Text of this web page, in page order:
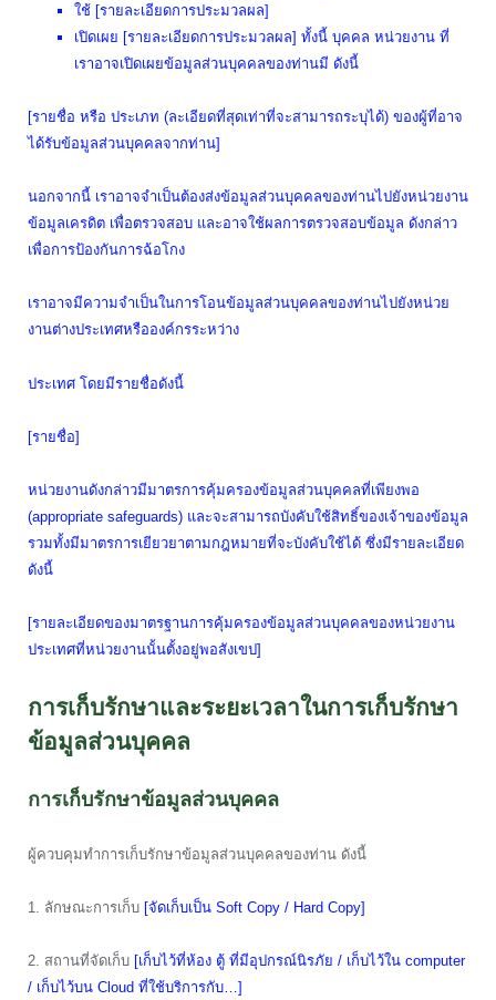
ใช้ [รายละเอียดการประมวลผล]
เปิดเผย [รายละเอียดการประมวลผล] ทั้งนี้ บุคคล หน่วยงาน ที่
เราอาจเปิดเผยข้อมูลส่วนบุคคลของท่านมี ดังนี้
[รายชื่อ หรือ ประเภท (ละเอียดที่สุดเท่าที่จะสามารถระบุได้) ของผู้ที่อาจ
ได้รับข้อมูลส่วนบุคคลจากท่าน]
นอกจากนี้ เราอาจจำเป็นต้องส่งข้อมูลส่วนบุคคลของท่านไปยังหน่วยงาน
ข้อมูลเครดิต เพื่อตรวจสอบ และอาจใช้ผลการตรวจสอบข้อมูล ดังกล่าว
เพื่อการป้องกันการฉ้อโกง
เราอาจมีความจำเป็นในการโอนข้อมูลส่วนบุคคลของท่านไปยังหน่วย
งานต่างประเทศหรือองค์กรระหว่าง
ประเทศ โดยมีรายชื่อดังนี้
[รายชื่อ]
หน่วยงานดังกล่าวมีมาตรการคุ้มครองข้อมูลส่วนบุคคลที่เพียงพอ
(appropriate safeguards) และจะสามารถบังคับใช้สิทธิ์ของเจ้าของข้อมูล
รวมทั้งมีมาตรการเยียวยาตามกฎหมายที่จะบังคับใช้ได้ ซึ่งมีรายละเอียด
ดังนี้
[รายละเอียดของมาตรฐานการคุ้มครองข้อมูลส่วนบุคคลของหน่วยงาน
ประเทศที่หน่วยงานนั้นตั้งอยู่พอสังเขป]
การเก็บรักษาและระยะเวลาในการเก็บรักษา
ข้อมูลส่วนบุคคล
การเก็บรักษาข้อมูลส่วนบุคคล
ผู้ควบคุมทำการเก็บรักษาข้อมูลส่วนบุคคลของท่าน ดังนี้
1. ลักษณะการเก็บ [จัดเก็บเป็น Soft Copy / Hard Copy]
2. สถานที่จัดเก็บ [เก็บไว้ที่ห้อง ตู้ ที่มีอุปกรณ์นิรภัย / เก็บไว้ใน computer
/ เก็บไว้บน Cloud ที่ใช้บริการกับ…]